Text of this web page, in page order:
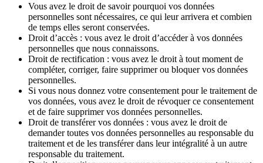
Vous avez le droit de savoir pourquoi vos données
personnelles sont nécessaires, ce qui leur arrivera et combien
de temps elles seront conservées.
Droit d’accès : vous avez le droit d’accéder à vos données
personnelles que nous connaissons.
Droit de rectification : vous avez le droit à tout moment de
compléter, corriger, faire supprimer ou bloquer vos données
personnelles.
Si vous nous donnez votre consentement pour le traitement de
vos données, vous avez le droit de révoquer ce consentement
et de faire supprimer vos données personnelles.
Droit de transférer vos données : vous avez le droit de
demander toutes vos données personnelles au responsable du
traitement et de les transférer dans leur intégralité à un autre
responsable du traitement.